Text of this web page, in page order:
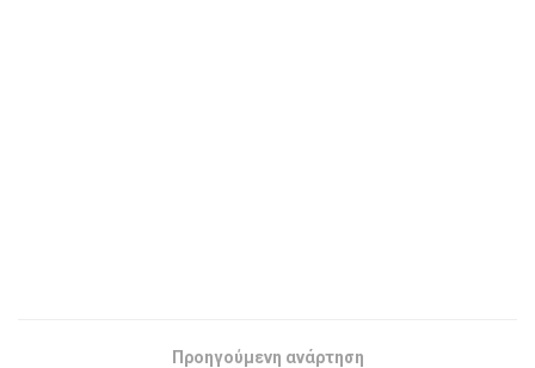
Προηγούμενη ανάρτηση